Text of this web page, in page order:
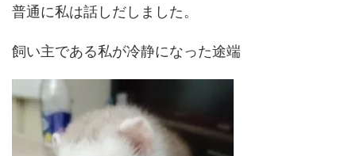
普通に私は話しだしました。
飼い主である私が冷静になった途端